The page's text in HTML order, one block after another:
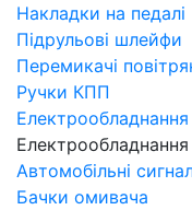
Накладки на педалі
Підрульові шлейфи
Перемикачі
Ручки КПП
Електрообладнання
Електрообладнання
Автомобільні
Бачки омивача